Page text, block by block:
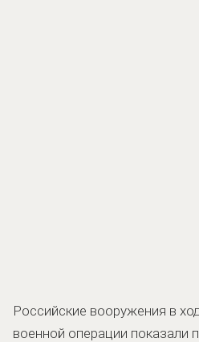
Российские вооружения в
военной операции показали